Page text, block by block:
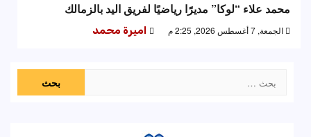
محمد علاء “لوكا” مديرًا رياضيًا لفريق اليد بالزمالك
الجمعة, 7 أغسطس 2026, 2:25 م اميرة محمد
عن: